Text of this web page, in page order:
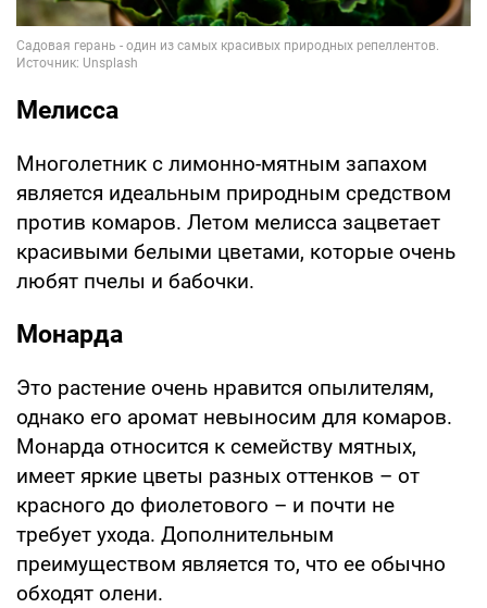
Мелисса
Многолетник с лимонно-мятным запахом
является идеальным природным средством
против комаров. Летом мелисса зацветает
красивыми белыми цветами, которые очень
любят пчелы и бабочки.
Монарда
Это растение очень нравится опылителям,
однако его аромат невыносим для комаров.
Монарда относится к семейству мятных,
имеет яркие цветы разных оттенков – от
красного до фиолетового – и почти не
требует ухода. Дополнительным
преимуществом является то, что ее обычно
обходят олени.